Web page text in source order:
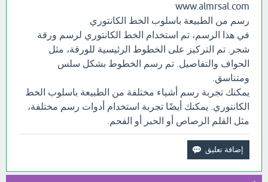
www.almrsal.com
رسم من الطبيعة باسلوب الخط الكانتوري
في هذا الرسم، تم استخدام الخط الكانتوري لرسم ورقة
شجر. تم التركيز على الخطوط الرئيسية للورقة، مثل
الحواف والتفاصيل. تم رسم الخطوط بشكل سلس
ومتناسق.
يمكنك تجربة رسم أشياء مختلفة من الطبيعة باسلوب الخط
الكانتوري. يمكنك أيضًا تجربة استخدام أدوات رسم مختلفة،
مثل القلم الرصاص أو الحبر أو الفحم.